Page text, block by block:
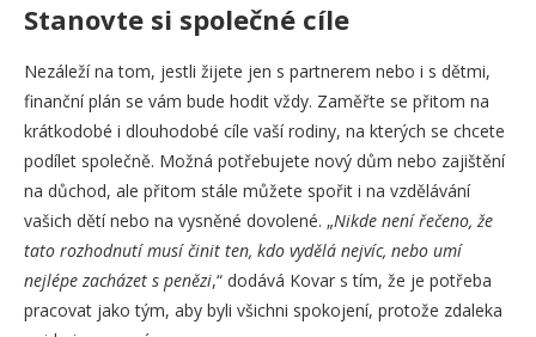
Stanovte si společné cíle
Nezáleží na tom, jestli žijete jen s partnerem nebo i s dětmi,
finanční plán se vám bude hodit vždy. Zaměřte se přitom na
krátkodobé i dlouhodobé cíle vaší rodiny, na kterých se chcete
podílet společně. Možná potřebujete nový dům nebo zajištění
na důchod, ale přitom stále můžete spořit i na vzdělávání
vašich dětí nebo na vysněné dovolené. „Nikde není řečeno, že
tato rozhodnutí musí činit ten, kdo vydělá nejvíc, nebo umí
nejlépe zacházet s penězi,“ dodává Kovar s tím, že je potřeba
pracovat jako tým, aby byli všichni spokojení, protože zdaleka